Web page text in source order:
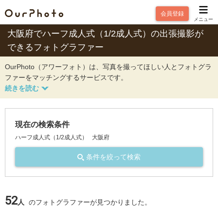
会員登録
メニュー
大阪府でハーフ成人式（1/2成人式）の出張撮影が
できるフォトグラファー
OurPhoto（アワーフォト）は、写真を撮ってほしい人とフォトグラ
ファーをマッチングするサービスです。
現在の検索条件
ハーフ成人式（1/2成人式） 大阪府
条件を絞って検索
52人 のフォトグラファーが見つかりました。